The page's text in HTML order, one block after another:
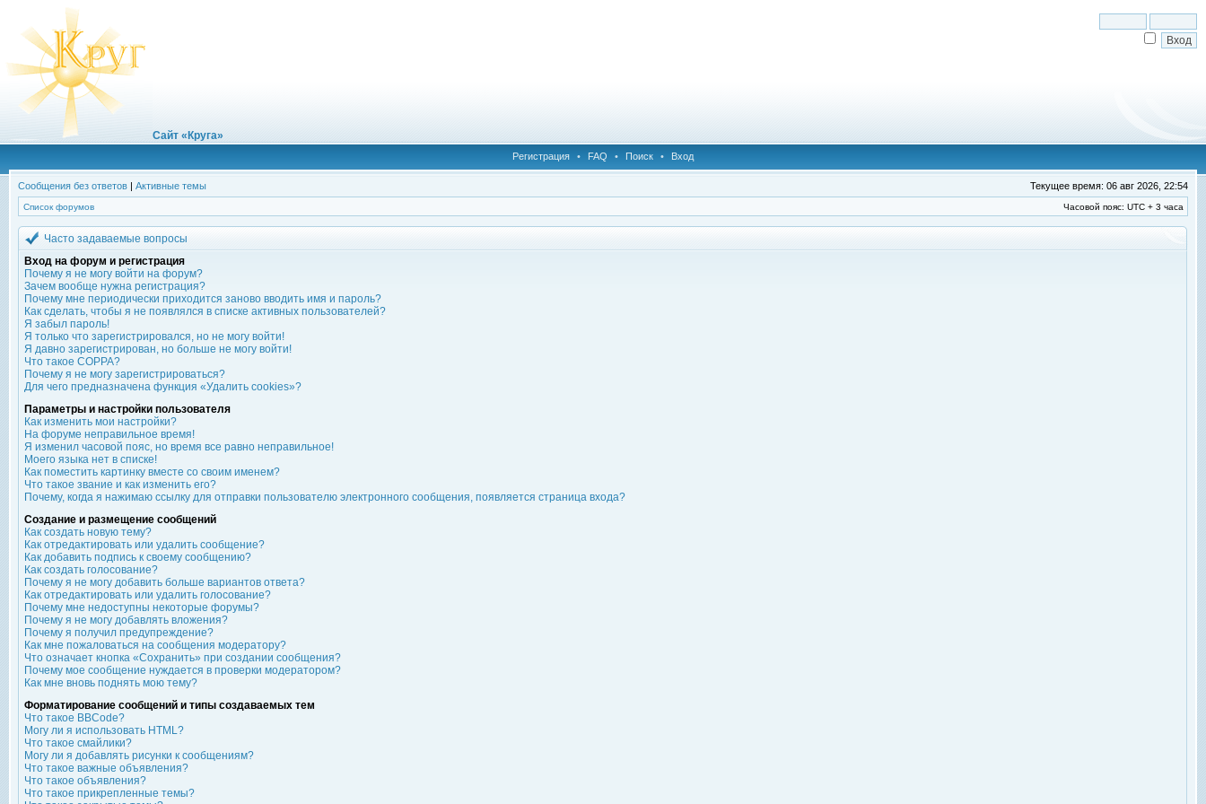
Сайт «Круга»
Регистрация • FAQ • Поиск • Вход
Сообщения без ответов | Активные темы Текущее время: 06 авг 2026, 22:54
Список форумов Часовой пояс: UTC + 3 часа
Часто задаваемые вопросы
Вход на форум и регистрация
Почему я не могу войти на форум?
Зачем вообще нужна регистрация?
Почему мне периодически приходится заново вводить имя и пароль?
Как сделать, чтобы я не появлялся в списке активных пользователей?
Я забыл пароль!
Я только что зарегистрировался, но не могу войти!
Я давно зарегистрирован, но больше не могу войти!
Что такое COPPA?
Почему я не могу зарегистрироваться?
Для чего предназначена функция «Удалить cookies»?
Параметры и настройки пользователя
Как изменить мои настройки?
На форуме неправильное время!
Я изменил часовой пояс, но время все равно неправильное!
Моего языка нет в списке!
Как поместить картинку вместе со своим именем?
Что такое звание и как изменить его?
Почему, когда я нажимаю ссылку для отправки пользователю электронного сообщения, появляется страница входа?
Создание и размещение сообщений
Как создать новую тему?
Как отредактировать или удалить сообщение?
Как добавить подпись к своему сообщению?
Как создать голосование?
Почему я не могу добавить больше вариантов ответа?
Как отредактировать или удалить голосование?
Почему мне недоступны некоторые форумы?
Почему я не могу добавлять вложения?
Почему я получил предупреждение?
Как мне пожаловаться на сообщения модератору?
Что означает кнопка «Сохранить» при создании сообщения?
Почему мое сообщение нуждается в проверки модератором?
Как мне вновь поднять мою тему?
Форматирование сообщений и типы создаваемых тем
Что такое BBCode?
Могу ли я использовать HTML?
Что такое смайлики?
Могу ли я добавлять рисунки к сообщениям?
Что такое важные объявления?
Что такое объявления?
Что такое прикрепленные темы?